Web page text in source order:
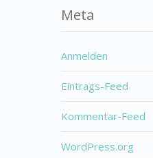
Meta
Anmelden
Eintrags-Feed
Kommentar-Feed
WordPress.org